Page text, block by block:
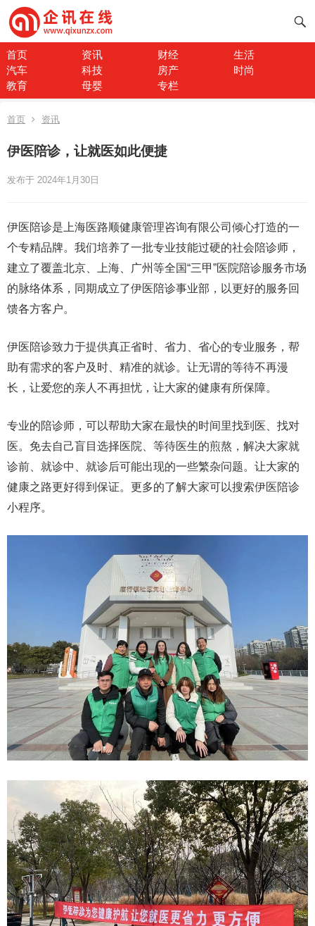
首页 资讯 财经
生活
汽车
科技 房产
时尚
教育
母婴 专栏
首页 资讯
伊医陪诊，让就医如此便捷
发布于 2024年1月30日
伊医陪诊是上海医路顺健康管理咨询有限公司倾心打造的一
个专精品牌。我们培养了一批专业技能过硬的社会陪诊师，
建立了覆盖北京、上海、广州等全国“三甲”医院陪诊服务市场
的脉络体系，同期成立了伊医陪诊事业部，以更好的服务回
馈各方客户。
伊医陪诊致力于提供真正省时、省力、省心的专业服务，帮
助有需求的客户及时、精准的就诊。让无谓的等待不再漫
长，让爱您的亲人不再担忧，让大家的健康有所保障。
专业的陪诊师，可以帮助大家在最快的时间里找到医、找对
医。免去自己盲目选择医院、等待医生的煎熬，解决大家就
诊前、就诊中、就诊后可能出现的一些繁杂问题。让大家的
健康之路更好得到保证。更多的了解大家可以搜索伊医陪诊
小程序。